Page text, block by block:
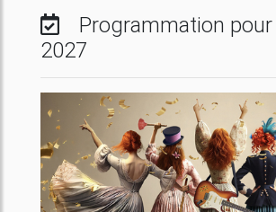
Programmation pour
2027